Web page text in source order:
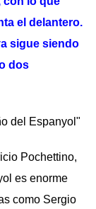
el delantero.
sigue siendo
dos
del Espanyol"
Pochettino,
es enorme
como Sergio